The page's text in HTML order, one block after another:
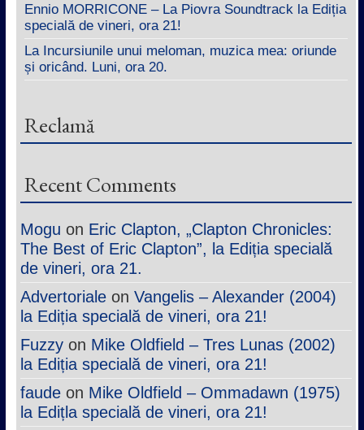
Ennio MORRICONE – La Piovra Soundtrack la Ediția
specială de vineri, ora 21!
La Incursiunile unui meloman, muzica mea: oriunde
și oricând. Luni, ora 20.
Reclamă
Recent Comments
Mogu on Eric Clapton, „Clapton Chronicles:
The Best of Eric Clapton”, la Ediția specială
de vineri, ora 21.
Advertorialeon Vangelis – Alexander (2004)
la Ediția specială de vineri, ora 21!
Fuzzyon Mike Oldfield – Tres Lunas (2002)
la Ediția specială de vineri, ora 21!
faudeon Mike Oldfield – Ommadawn (1975)
la Edițla specială de vineri, ora 21!